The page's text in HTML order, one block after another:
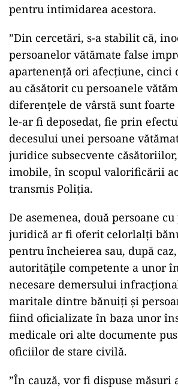
pentru intimidarea acestora.
”Din cercetări, s-a stabilit că,
persoanelor vătămate false
apartenenţă ori afecţiune, cinci
au căsătorit cu persoanele
diferenţele de vârstă sunt
le-ar fi deposedat, fie prin
decesului unei persoane
juridice subsecvente
imobile, în scopul valorificării
transmis Poliţia.
De asemenea, două persoane
juridică ar fi oferit celorlalţi
pentru încheierea sau, după
autorităţile competente a unor
necesare demersului
maritale dintre bănuiţi şi
fiind oficializate în baza unor
medicale ori alte documente
oficiilor de stare civilă.
”În cauză, vor fi dispuse măsuri